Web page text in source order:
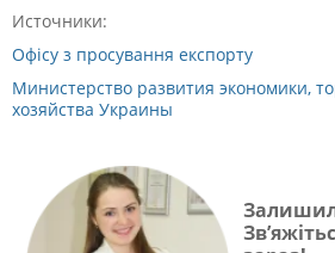
Источники:
Офісу з просування експорту
Министерство развития экономики,
хозяйства Украины